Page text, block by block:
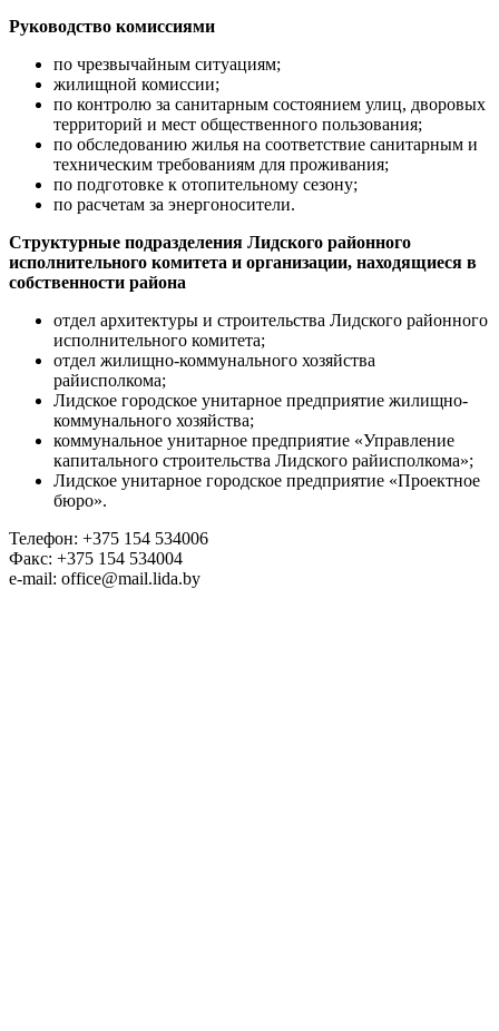
Руководство комиссиями
по чрезвычайным ситуациям;
жилищной комиссии;
по контролю за санитарным состоянием улиц, дворовых
территорий и мест общественного пользования;
по обследованию жилья на соответствие санитарным и
техническим требованиям для проживания;
по подготовке к отопительному сезону;
по расчетам за энергоносители.
Структурные подразделения Лидского районного
исполнительного комитета и организации, находящиеся в
собственности района
отдел архитектуры и строительства Лидского районного
исполнительного комитета;
отдел жилищно-коммунального хозяйства
райисполкома;
Лидское городское унитарное предприятие жилищно-
коммунального хозяйства;
коммунальное унитарное предприятие «Управление
капитального строительства Лидского райисполкома»;
Лидское унитарное городское предприятие «Проектное
бюро».
Телефон: +375 154 534006
Факс: +375 154 534004
e-mail: office@mail.lida.by